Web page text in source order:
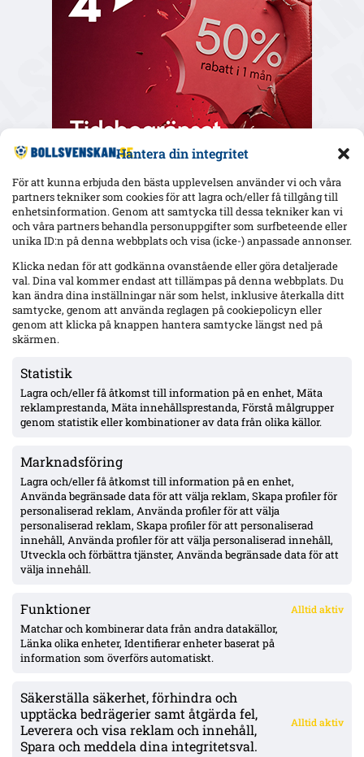
Hantera din integritet
För att kunna erbjuda den bästa upplevelsen använder vi och våra
partners tekniker som cookies för att lagra och/eller få tillgång till
enhetsinformation. Genom att samtycka till dessa tekniker kan vi
och våra partners behandla personuppgifter som surfbeteende eller
unika ID:n på denna webbplats och visa (icke-) anpassade annonser.
Klicka nedan för att godkänna ovanstående eller göra detaljerade
val. Dina val kommer endast att tillämpas på denna webbplats. Du
kan ändra dina inställningar när som helst, inklusive återkalla ditt
samtycke, genom att använda reglagen på cookiepolicyn eller
genom att klicka på knappen hantera samtycke längst ned på
skärmen.
Statistik
Lagra och/eller få åtkomst till information på en enhet, Mäta
reklamprestanda, Mäta innehållsprestanda, Förstå målgrupper
genom statistik eller kombinationer av data från olika källor.
Marknadsföring
Lagra och/eller få åtkomst till information på en enhet,
Använda begränsade data för att välja reklam, Skapa profiler för
personaliserad reklam, Använda profiler för att välja
personaliserad reklam, Skapa profiler för att personaliserad
innehåll, Använda profiler för att välja personaliserad innehåll,
Utveckla och förbättra tjänster, Använda begränsade data för att
välja innehåll.
Funktioner Alltid aktiv
Matchar och kombinerar data från andra datakällor,
Länka olika enheter, Identifierar enheter baserat på
information som överförs automatiskt.
Säkerställa säkerhet, förhindra och
upptäcka bedrägerier samt åtgärda fel,
Leverera och visa reklam och innehåll,
Spara och meddela dina integritetsval.
Alltid aktiv
Senaste
varnar: ”Mjällbys styrka är kollektivet”
AIK utan 13 spelare mot Örgryte – Hove avstängd, Ellingsen
MFF:s Anton Höög med tre raka starter – Helstrup:
framtidsroll som åtta, kontrakt till 2030
Pihlström två mål på två matcher – Luganos plan för år två ger
effekt
Uppgifter: Erzurumspor lägger lånebud på Ibrahim Diabaté –
GAIS-anfallaren under kontrakt till 2028
ÖVERSIKT
Nyheter & Reportage
Spelarbetyg
KONTAKT
kontakt@bollsvenskan.se
redaktionen@bollsvenskan.se
jobb@bollsvenskan.se